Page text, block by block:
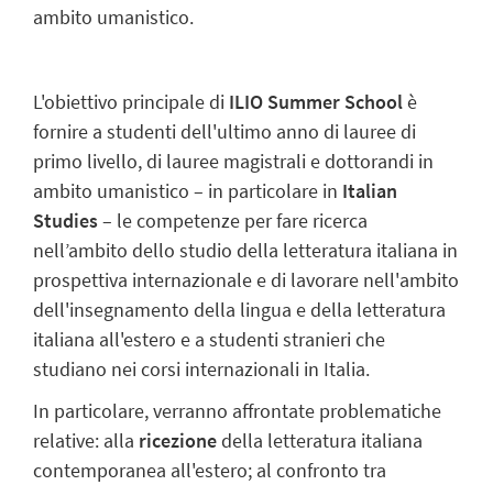
ambito umanistico.
L'obiettivo principale di ILIO Summer Schoolè
fornire a studenti dell'ultimo anno di lauree di
primo livello, di lauree magistrali e dottorandi in
ambito umanistico – in particolare in Italian
Studies– le competenze per fare ricerca
nell’ambito dello studio della letteratura italiana in
prospettiva internazionale e di lavorare nell'ambito
dell'insegnamento della lingua e della letteratura
italiana all'estero e a studenti stranieri che
studiano nei corsi internazionali in Italia.
In particolare, verranno affrontate problematiche
relative: alla ricezionedella letteratura italiana
contemporanea all'estero; al confronto tra